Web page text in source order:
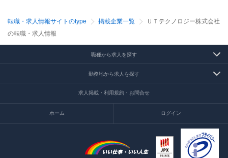
転職・求人情報サイトのtype 掲載企業一覧
ＵＴテクノロジー株式会社
の転職・求人情報
職種から求人を探す
勤務地から求人を探す
求人掲載・利用規約・お問合せ
ホーム ログイン